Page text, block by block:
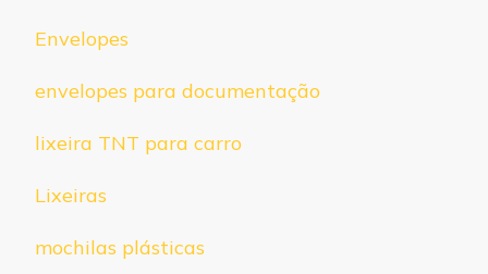
Envelopes
envelopes para documentação
lixeira TNT para carro
Lixeiras
mochilas plásticas